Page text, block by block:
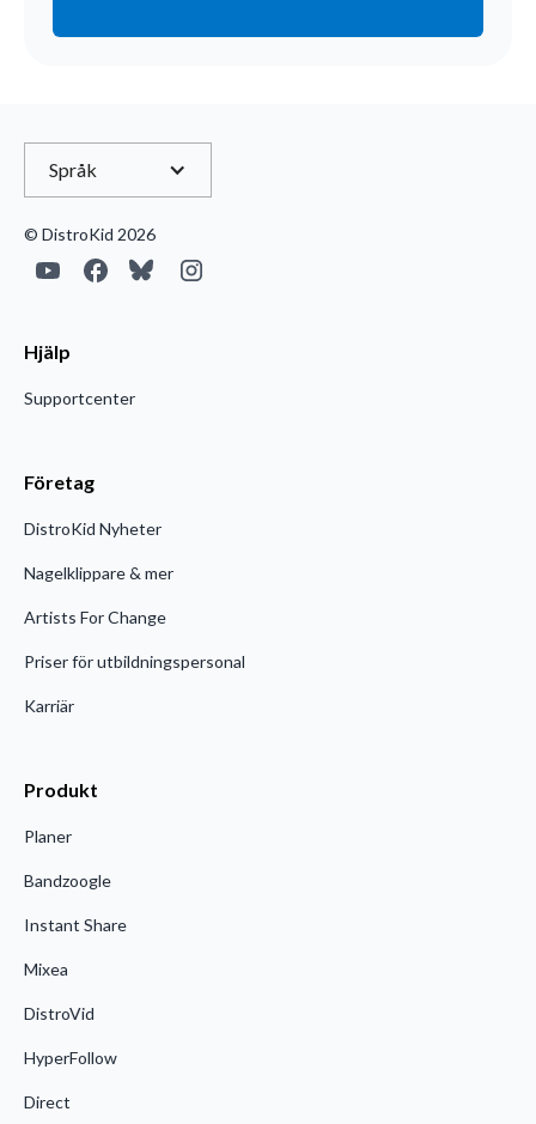
här.
Språk
© DistroKid 2026
Hjälp
Supportcenter
Företag
DistroKid Nyheter
Nagelklippare & mer
Artists For Change
Priser för utbildningspersonal
Karriär
Produkt
Planer
Bandzoogle
Instant Share
Mixea
DistroVid
HyperFollow
Direct